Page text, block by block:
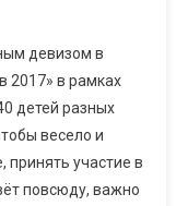
девизом в
2017» в рамках
детей разных
весело и
принять участие в
повсюду, важно